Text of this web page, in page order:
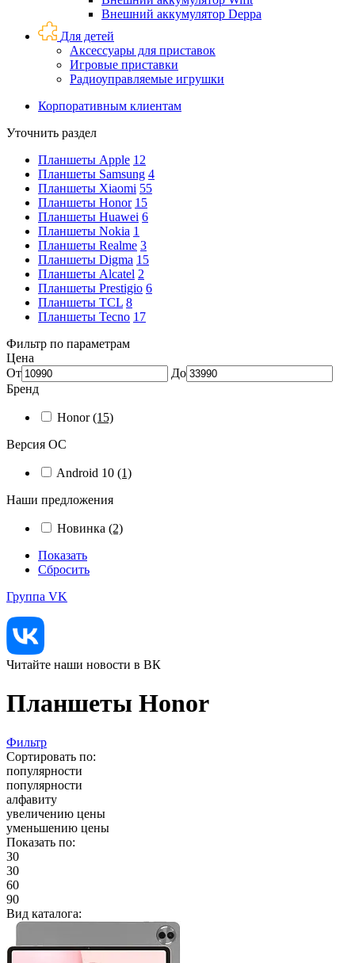
Внешний аккумулятор Deppa
Для детей
Аксессуары для приставок
Игровые приставки
Радиоуправляемые игрушки
Корпоративным клиентам
Уточнить раздел
Планшеты Apple 12
Планшеты Samsung 4
Планшеты Xiaomi 55
Планшеты Honor 15
Планшеты Huawei 6
Планшеты Nokia 1
Планшеты Realme 3
Планшеты Digma 15
Планшеты Alcatel 2
Планшеты Prestigio 6
Планшеты TCL 8
Планшеты Tecno 17
Фильтр по параметрам
Цена
От
До
Бренд
Honor(15)
Версия ОС
Android 10 (1)
Наши предложения
Новинка (2)
Показать
Сбросить
Группа VK
Читайте наши новости в ВК
Планшеты Honor
Фильтр
Сортировать по:
популярности
популярности
алфавиту
увеличению цены
уменьшению цены
Показать по:
30
30
60
90
Вид каталога: